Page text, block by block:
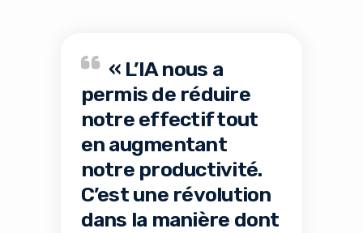
« L’IA nous a
permis de réduire
notre effectif tout
en augmentant
notre productivité.
C’est une révolution
dans la manière dont